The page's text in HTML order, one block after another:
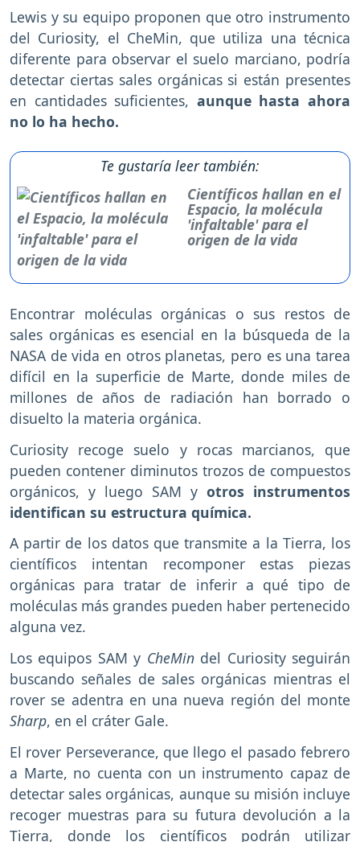
Lewis y su equipo proponen que otro instrumento
del Curiosity, el CheMin, que utiliza una técnica
diferente para observar el suelo marciano, podría
detectar ciertas sales orgánicas si están presentes
en cantidades suficientes, aunque hasta ahora
no lo ha hecho.
Te gustaría leer también:
Científicos hallan en el
Espacio, la molécula
'infaltable' para el
origen de la vida
Encontrar moléculas orgánicas o sus restos de
sales orgánicas es esencial en la búsqueda de la
NASA de vida en otros planetas, pero es una tarea
difícil en la superficie de Marte, donde miles de
millones de años de radiación han borrado o
disuelto la materia orgánica.
Curiosity recoge suelo y rocas marcianos, que
pueden contener diminutos trozos de compuestos
orgánicos, y luego SAM y otros instrumentos
identifican su estructura química.
A partir de los datos que transmite a la Tierra, los
científicos intentan recomponer estas piezas
orgánicas para tratar de inferir a qué tipo de
moléculas más grandes pueden haber pertenecido
alguna vez.
Los equipos SAM y CheMin del Curiosity seguirán
buscando señales de sales orgánicas mientras el
rover se adentra en una nueva región del monte
Sharp, en el cráter Gale.
El rover Perseverance, que llego el pasado febrero
a Marte, no cuenta con un instrumento capaz de
detectar sales orgánicas, aunque su misión incluye
recoger muestras para su futura devolución a la
Tierra, donde los científicos podrán utilizar